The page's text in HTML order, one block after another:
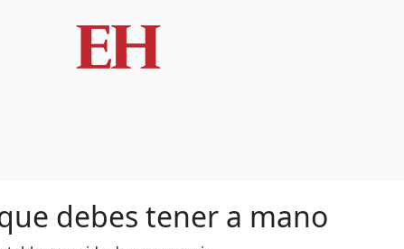
debes tener a mano